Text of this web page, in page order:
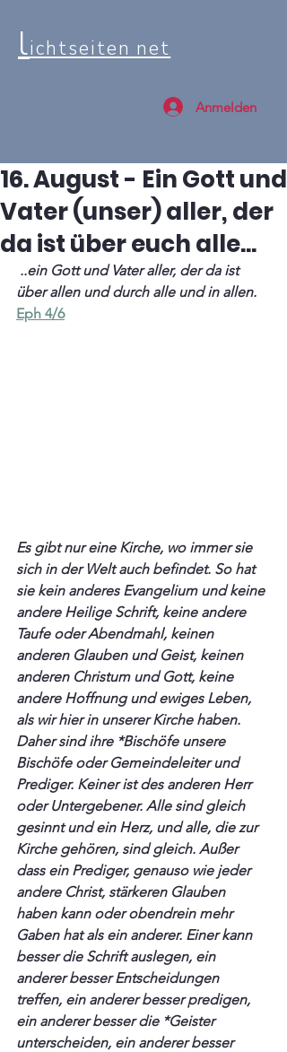
lichtseiten net
Anmelden
16. August - Ein Gott und
Vater (unser) aller, der
da ist über euch alle...
über allen und durch alle und in allen.
Eph 4/6
Es gibt nur eine Kirche, wo immer sie
sich in der Welt auch befindet. So hat
sie kein anderes Evangelium und keine
andere Heilige Schrift, keine andere
Taufe oder Abendmahl, keinen
anderen Glauben und Geist, keinen
anderen Christum und Gott, keine
andere Hoffnung und ewiges Leben,
als wir hier in unserer Kirche haben.
Daher sind ihre *Bischöfe unsere
Bischöfe oder Gemeindeleiter und
Prediger. Keiner ist des anderen Herr
oder Untergebener. Alle sind gleich
gesinnt und ein Herz, und alle, die zur
Kirche gehören, sind gleich. Außer
dass ein Prediger, genauso wie jeder
andere Christ, stärkeren Glauben
haben kann oder obendrein mehr
Gaben hat als ein anderer. Einer kann
besser die Schrift auslegen, ein
anderer besser Entscheidungen
treffen, ein anderer besser predigen,
ein anderer besser die *Geister
unterscheiden, ein anderer besser